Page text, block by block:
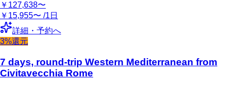
￥127,638〜
￥15,955〜 /1日
詳細・予約へ
3%還元
7 days, round-trip Western Mediterranean from
Civitavecchia Rome